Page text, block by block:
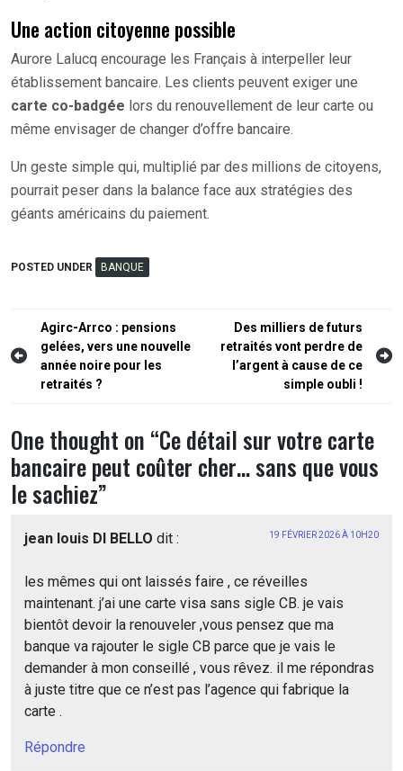
Une action citoyenne possible
Aurore Lalucq encourage les Français à interpeller leur
établissement bancaire. Les clients peuvent exiger une
carte co-badgée lors du renouvellement de leur carte ou
même envisager de changer d’offre bancaire.
Un geste simple qui, multiplié par des millions de citoyens,
pourrait peser dans la balance face aux stratégies des
géants américains du paiement.
POSTED UNDER BANQUE
Navigation
de
l’article
Agirc-Arrco : pensions
gelées, vers une nouvelle
année noire pour les
retraités ?
Des milliers de futurs
retraités vont perdre de
l’argent à cause de ce
simple oubli !
One thought on “Ce détail sur votre carte
bancaire peut coûter cher… sans que vous
le sachiez”
jean louis DI BELLO dit : 19 FÉVRIER 2026 À 10H20
les mêmes qui ont laissés faire , ce réveilles
maintenant. j’ai une carte visa sans sigle CB. je vais
bientôt devoir la renouveler ,vous pensez que ma
banque va rajouter le sigle CB parce que je vais le
demander à mon conseillé , vous rêvez. il me répondras
à juste titre que ce n’est pas l’agence qui fabrique la
carte .
Répondre